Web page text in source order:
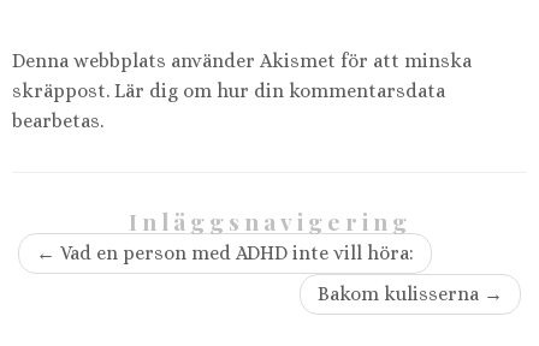
Denna webbplats använder Akismet för att minska
skräppost. Lär dig om hur din kommentarsdata
bearbetas.
Inläggsnavigering
← Vad en person med ADHD inte vill höra:
Bakom kulisserna →